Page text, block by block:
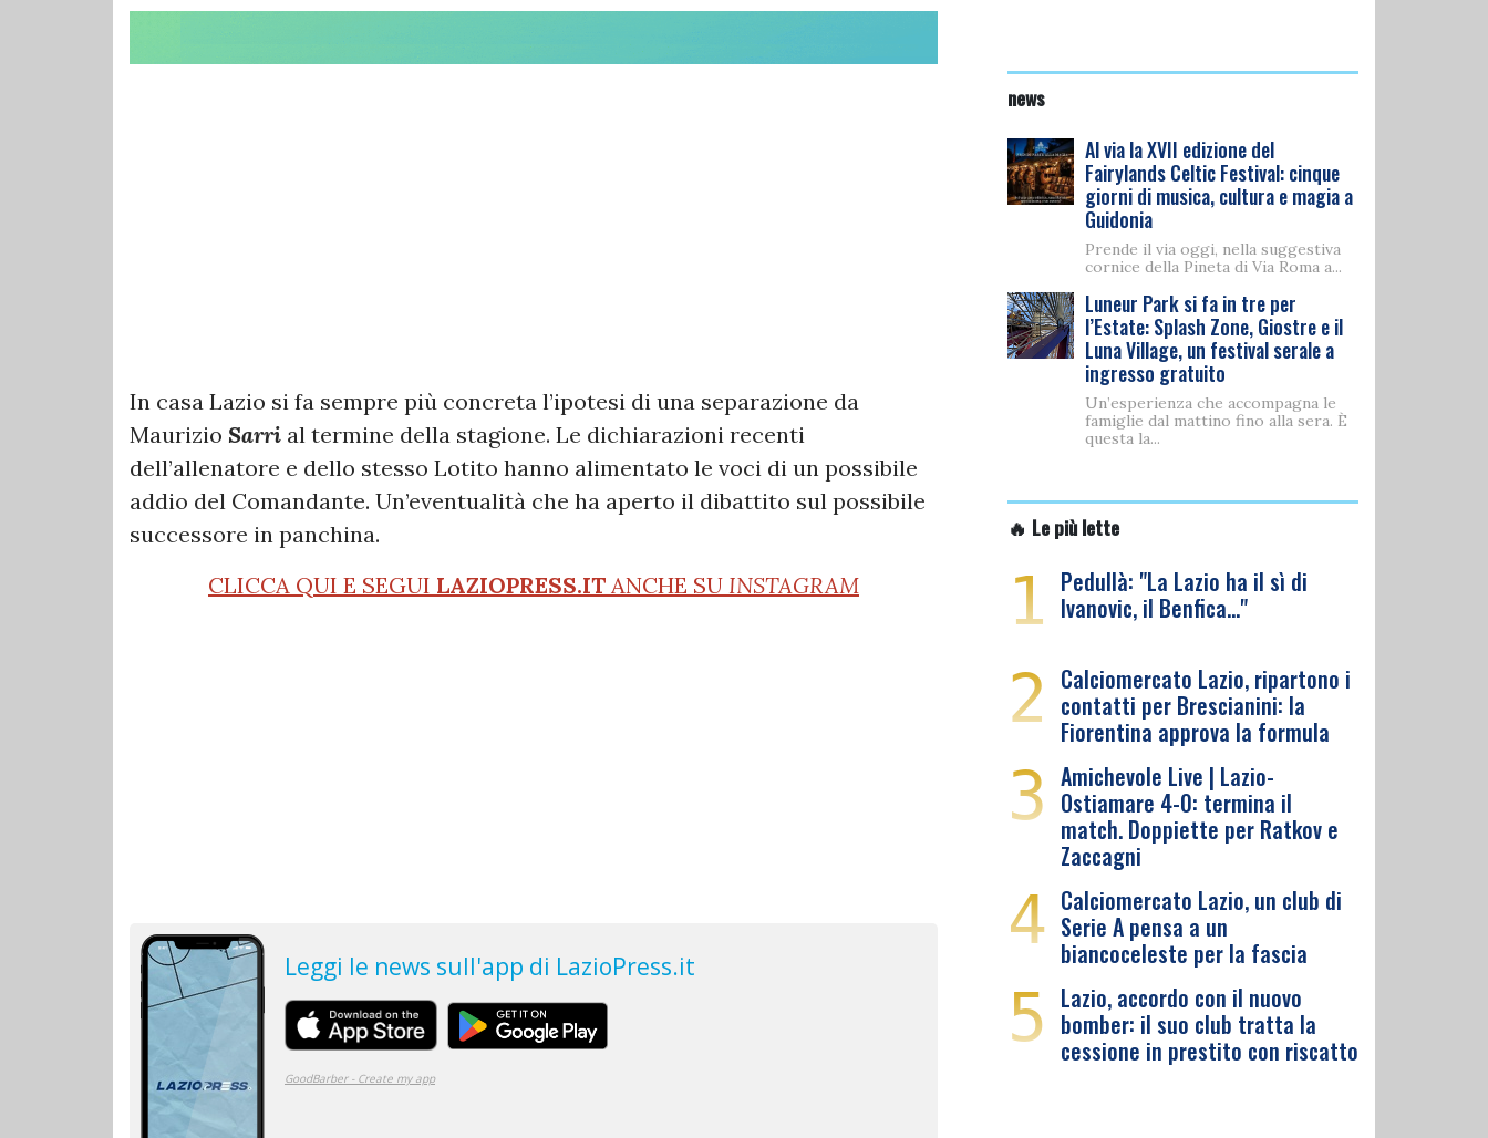
In casa Lazio si fa sempre più concreta l’ipotesi di una separazione da
Maurizio Sarri al termine della stagione. Le dichiarazioni recenti
dell’allenatore e dello stesso Lotito hanno alimentato le voci di un possibile
addio del Comandante. Un’eventualità che ha aperto il dibattito sul possibile
successore in panchina.
CLICCA QUI E SEGUI LAZIOPRESS.IT ANCHE SU INSTAGRAM
news
Al via la XVII edizione del
Fairylands Celtic Festival: cinque
giorni di musica, cultura e magia a
Guidonia
Prende il via oggi, nella suggestiva
cornice della Pineta di Via Roma a...
Luneur Park si fa in tre per
l’Estate: Splash Zone, Giostre e il
Luna Village, un festival serale a
ingresso gratuito
Un’esperienza che accompagna le
famiglie dal mattino fino alla sera. È
questa la...
🔥 Le più lette
1 Pedullà: "La Lazio ha il sì di
Ivanovic, il Benfica…"
2 Calciomercato Lazio, ripartono i
contatti per Brescianini: la
Fiorentina approva la formula
3 Amichevole Live | Lazio-
Ostiamare 4-0: termina il
match. Doppiette per Ratkov e
Zaccagni
4 Calciomercato Lazio, un club di
Serie A pensa a un
biancoceleste per la fascia
5 Lazio, accordo con il nuovo
bomber: il suo club tratta la
cessione in prestito con riscatto